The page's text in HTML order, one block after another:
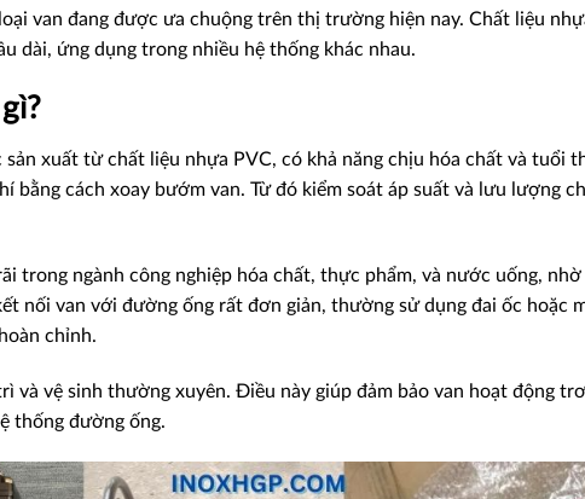
van đang được ưa chuộng trên thị trường hiện nay. Chất liệu
dài, ứng dụng trong nhiều hệ thống khác nhau.
xuất từ chất liệu nhựa PVC, có khả năng chịu hóa chất và tuổi
bằng cách xoay bướm van. Từ đó kiểm soát áp suất và lưu lượng
trong ngành công nghiệp hóa chất, thực phẩm, và nước uống, nhờ
nối van với đường ống rất đơn giản, thường sử dụng đai ốc hoặc
chỉnh.
và vệ sinh thường xuyên. Điều này giúp đảm bảo van hoạt động
thống đường ống.